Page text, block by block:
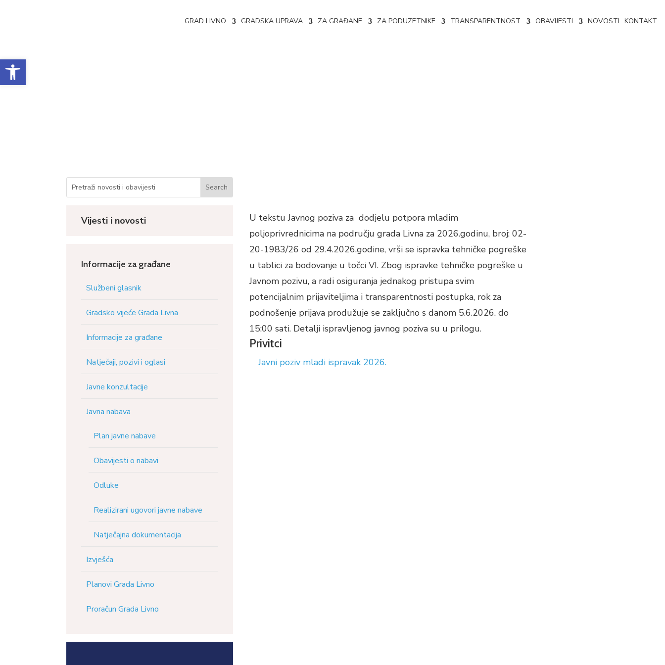
Open toolbar
GRAD LIVNO GRADSKA UPRAVA ZA GRAĐANE ZA PODUZETNIKE TRANSPARENTNOST OBAVIJESTI NOVOSTI KONTAKT
Vijesti i novosti
Informacije za građane
Službeni glasnik
Gradsko vijeće Grada Livna
Informacije za građane
Natječaji, pozivi i oglasi
Javne konzultacije
Javna nabava
Plan javne nabave
Obavijesti o nabavi
Odluke
Realizirani ugovori javne nabave
Natječajna dokumentacija
Izvješća
Planovi Grada Livno
Proračun Grada Livno
U tekstu Javnog poziva za dodjelu potpora mladim
poljoprivrednicima na području grada Livna za 2026.godinu, broj: 02-
20-1983/26 od 29.4.2026.godine, vrši se ispravka tehničke pogreške
u tablici za bodovanje u točci VI. Zbog ispravke tehničke pogreške u
Javnom pozivu, a radi osiguranja jednakog pristupa svim
potencijalnim prijaviteljima i transparentnosti postupka, rok za
podnošenje prijava produžuje se zaključno s danom 5.6.2026. do
15:00 sati. Detalji ispravljenog javnog poziva su u prilogu.
Privitci
Javni poziv mladi ispravak 2026.